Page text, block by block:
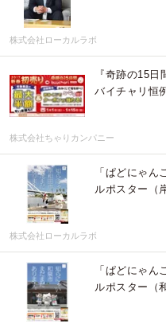
株式会社ローカルラボ
『奇跡の15
バイチャリ恒
株式会社ちゃりカンパニー
「ぱどにゃん
ルポスター（
株式会社ローカルラボ
「ぱどにゃん
ルポスター（